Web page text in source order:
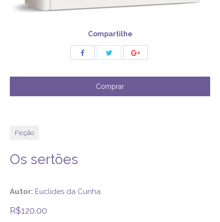
Compartilhe
Share Share
Comprar
Ficção
Os sertões
Autor: Euclides da Cunha
R$120.00